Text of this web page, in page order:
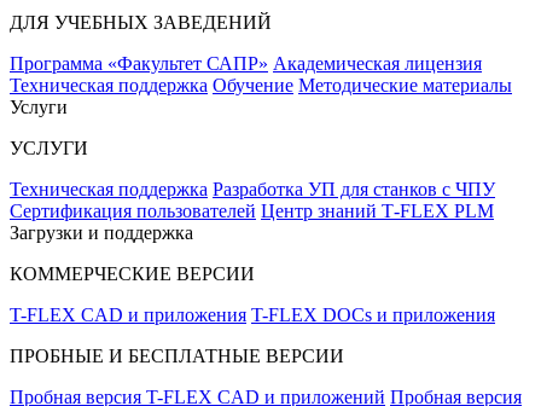
ДЛЯ УЧЕБНЫХ ЗАВЕДЕНИЙ
Программа «Факультет САПР» Академическая лицензия
Техническая поддержка Обучение Методические материалы
Услуги
УСЛУГИ
Техническая поддержка Разработка УП для станков с ЧПУ
Сертификация пользователей Центр знаний T‑FLEX PLM
Загрузки и поддержка
КОММЕРЧЕСКИЕ ВЕРСИИ
T-FLEX CAD и приложения T-FLEX DOCs и приложения
ПРОБНЫЕ И БЕСПЛАТНЫЕ ВЕРСИИ
Пробная версия T-FLEX CAD и приложений Пробная версия